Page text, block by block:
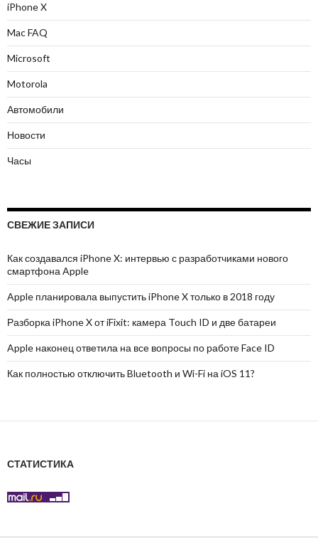
iPhone X
Mac FAQ
Microsoft
Motorola
Автомобили
Новости
Часы
СВЕЖИЕ ЗАПИСИ
Как создавался iPhone X: интервью с разработчиками нового
смартфона Apple
Apple планировала выпустить iPhone X только в 2018 году
Разборка iPhone X от iFixit: камера Touch ID и две батареи
Apple наконец ответила на все вопросы по работе Face ID
Как полностью отключить Bluetooth и Wi-Fi на iOS 11?
СТАТИСТИКА